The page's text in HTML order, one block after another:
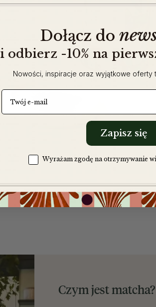
Czym jest matcha?
Dołącz do
i odbierz -10% na
Nowości, inspiracje oraz wyjątkowe oferty
e-mail
Zapisz się
Zgoda na komunikację
Wyrażam zgodę na otrzymywanie